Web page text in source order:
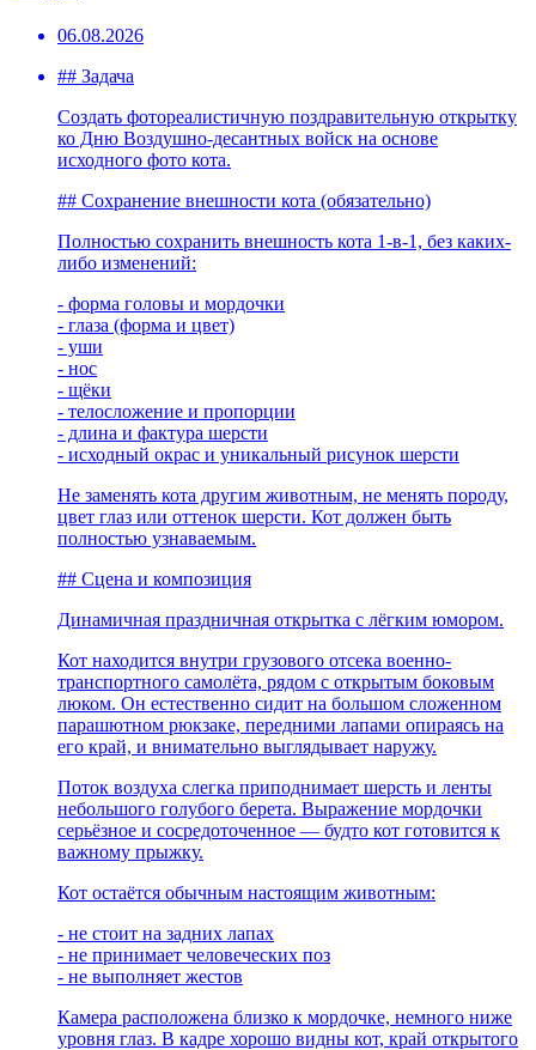
06.08.2026
## Задача
Создать фотореалистичную поздравительную открытку
ко Дню Воздушно-десантных войск на основе
исходного фото кота.
## Сохранение внешности кота (обязательно)
Полностью сохранить внешность кота 1-в-1, без каких-
либо изменений:
- форма головы и мордочки
- глаза (форма и цвет)
- уши
- нос
- щёки
- телосложение и пропорции
- длина и фактура шерсти
- исходный окрас и уникальный рисунок шерсти
Не заменять кота другим животным, не менять породу,
цвет глаз или оттенок шерсти. Кот должен быть
полностью узнаваемым.
## Сцена и композиция
Динамичная праздничная открытка с лёгким юмором.
Кот находится внутри грузового отсека военно-
транспортного самолёта, рядом с открытым боковым
люком. Он естественно сидит на большом сложенном
парашютном рюкзаке, передними лапами опираясь на
его край, и внимательно выглядывает наружу.
Поток воздуха слегка приподнимает шерсть и ленты
небольшого голубого берета. Выражение мордочки
серьёзное и сосредоточенное — будто кот готовится к
важному прыжку.
Кот остаётся обычным настоящим животным:
- не стоит на задних лапах
- не принимает человеческих поз
- не выполняет жестов
Камера расположена близко к мордочке, немного ниже
уровня глаз. В кадре хорошо видны кот, край открытого